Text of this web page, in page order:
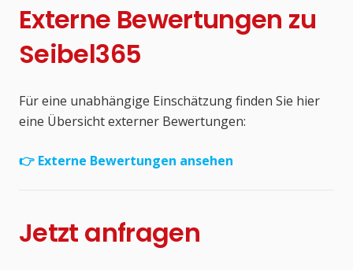
Externe Bewertungen zu
Seibel365
Für eine unabhängige Einschätzung finden Sie hier
eine Übersicht externer Bewertungen:
👉 Externe Bewertungen ansehen
Jetzt anfragen